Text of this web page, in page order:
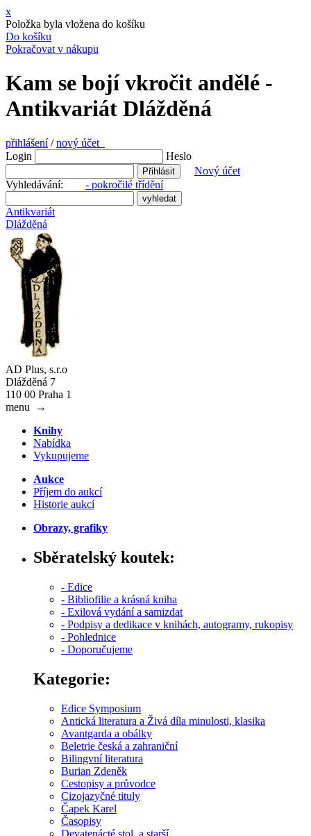
x
Položka byla vložena do košíku
Do košíku
Pokračovat v nákupu
Kam se bojí vkročit andělé -
Antikvariát Dlážděná
přihlášení/nový účet
Login
Heslo
Nový účet
Vyhledávání: - pokročilé třídění
Antikvariát
Dlážděná
AD Plus, s.r.o
Dlážděná 7
110 00 Praha 1
menu
→
Knihy
Nabídka
Vykupujeme
Aukce
Příjem do aukcí
Historie aukcí
Obrazy, grafiky
Sběratelský koutek:
- Edice
- Bibliofilie a krásná kniha
- Exilová vydání a samizdat
- Podpisy a dedikace v knihách, autogramy, rukopisy
- Pohlednice
- Doporučujeme
Kategorie:
Edice Symposium
Antická literatura a Živá díla minulosti, klasika
Avantgarda a obálky
Beletrie česká a zahraniční
Bilingvní literatura
Burian Zdeněk
Cestopisy a průvodce
Cizojazyčné tituly
Čapek Karel
Časopisy
Devatenácté stol. a starší